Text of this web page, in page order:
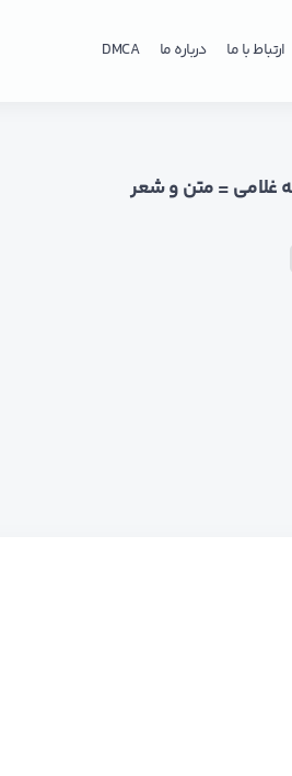
ارتباط با ما درباره ما DMCA
غلامی = متن و شعر